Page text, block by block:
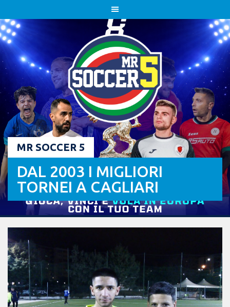
to
content
MR SOCCER 5
DAL 2003 I MIGLIORI
TORNEI A CAGLIARI